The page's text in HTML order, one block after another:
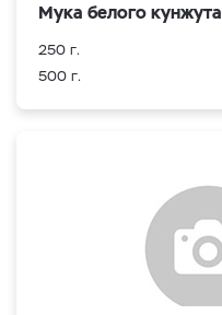
Мука белого кунжута
250 г.
500 г.